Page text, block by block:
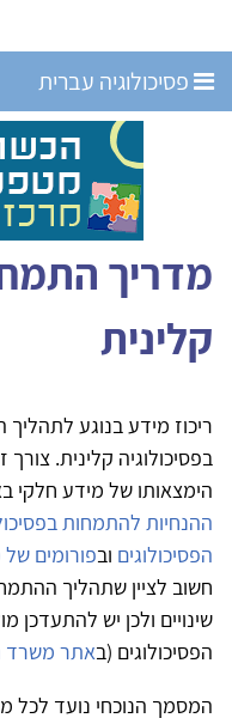
פסיכולוגיה עברית
מדריך
קלינית
ריכוז מידע בנוגע
בפסיכולוגיה קלינית.
הימצאותו של מידע חלקי
ההנחיות להתמחות
הפסיכולוגים ובפורומים
חשוב לציין שתהליך
שינויים ולכן יש להתעדכן
הפסיכולוגים (באתר משרד
המסמך הנוכחי נועד לכל